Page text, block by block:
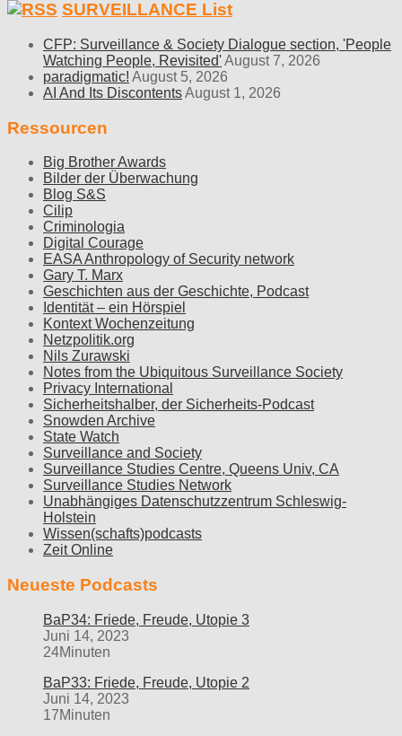
SURVEILLANCE List
CFP: Surveillance & Society Dialogue section, 'People
Watching People, Revisited'August 7, 2026
paradigmatic! August 5, 2026
AI And Its DiscontentsAugust 1, 2026
Ressourcen
Big Brother Awards
Bilder der Überwachung
Blog S&S
Cilip
Criminologia
Digital Courage
EASA Anthropology of Security network
Gary T. Marx
Geschichten aus der Geschichte, Podcast
Identität – ein Hörspiel
Kontext Wochenzeitung
Netzpolitik.org
Nils Zurawski
Notes from the Ubiquitous Surveillance Society
Privacy International
Sicherheitshalber, der Sicherheits-Podcast
Snowden Archive
State Watch
Surveillance and Society
Surveillance Studies Centre, Queens Univ, CA
Surveillance Studies Network
Unabhängiges Datenschutzzentrum Schleswig-
Holstein
Wissen(schafts)podcasts
Zeit Online
Neueste Podcasts
BaP34: Friede, Freude, Utopie 3
Juni 14, 2023
24Minuten
BaP33: Friede, Freude, Utopie 2
Juni 14, 2023
17Minuten